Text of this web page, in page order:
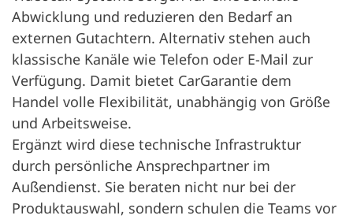
Abwicklung und reduzieren den Bedarf an
externen Gutachtern. Alternativ stehen auch
klassische Kanäle wie Telefon oder E-Mail zur
Verfügung. Damit bietet CarGarantie dem
Handel volle Flexibilität, unabhängig von Größe
und Arbeitsweise.
Ergänzt wird diese technische Infrastruktur
durch persönliche Ansprechpartner im
Außendienst. Sie beraten nicht nur bei der
Produktauswahl, sondern schulen die Teams vor